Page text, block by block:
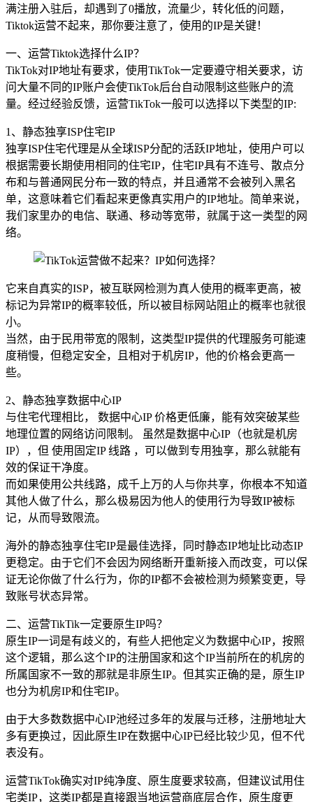
满注册入驻后，却遇到了0播放，流量少，转化低的问题，
Tiktok运营不起来，那你要注意了，使用的IP是关键！
一、运营Tiktok选择什么IP？
TikTok对IP地址有要求，使用TikTok一定要遵守相关要求，访
问大量不同的IP账户会使TikTok后台自动限制这些账户的流
量。经过经验反馈，运营TikTok一般可以选择以下类型的IP:
1、静态独享ISP住宅IP
独享ISP住宅代理是从全球ISP分配的活跃IP地址，使用户可以
根据需要长期使用相同的住宅IP，住宅IP具有不连号、散点分
布和与普通网民分布一致的特点，并且通常不会被列入黑名
单，这意味着它们看起来更像真实用户的IP地址。简单来说，
我们家里办的电信、联通、移动等宽带，就属于这一类型的网
络。
它来自真实的ISP，被互联网检测为真人使用的概率更高，被
标记为异常IP的概率较低，所以被目标网站阻止的概率也就很
小。
当然，由于民用带宽的限制，这类型IP提供的代理服务可能速
度稍慢，但稳定安全，且相对于机房IP，他的价格会更高一
些。
2、静态独享数据中心IP
与住宅代理相比， 数据中心IP 价格更低廉，能有效突破某些
地理位置的网络访问限制。 虽然是数据中心IP（也就是机房
IP），但 使用固定IP 线路 ，可以做到专用独享，那么就能有
效的保证干净度。
而如果使用公共线路，成千上万的人与你共享，你根本不知道
其他人做了什么，那么极易因为他人的使用行为导致IP被标
记，从而导致限流。
海外的静态独享住宅IP是最佳选择，同时静态IP地址比动态IP
更稳定。由于它们不会因为网络断开重新接入而改变，可以保
证无论你做了什么行为，你的IP都不会被检测为频繁变更，导
致账号状态异常。
二、运营TikTik一定要原生IP吗？
原生IP一词是有歧义的，有些人把他定义为数据中心IP，按照
这个逻辑，那么这个IP的注册国家和这个IP当前所在的机房的
所属国家不一致的那就是非原生IP。但其实正确的是，原生IP
也分为机房IP和住宅IP。
由于大多数数据中心IP池经过多年的发展与迁移，注册地址大
多有更换过，因此原生IP在数据中心IP已经比较少见，但不代
表没有。
运营TikTok确实对IP纯净度、原生度要求较高，但建议试用住
宅类IP，这类IP都是直接跟当地运营商底层合作，原生度更